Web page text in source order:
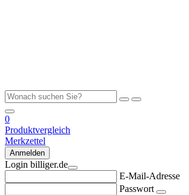
0
Produktvergleich
Merkzettel
Anmelden
Login billiger.de
E-Mail-Adresse
Passwort